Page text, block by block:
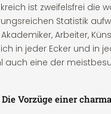
ist zweifelsfrei die
Statistik
Arbeiter,
in jeder Ecker und in
auch eine der
Vorzüge einer